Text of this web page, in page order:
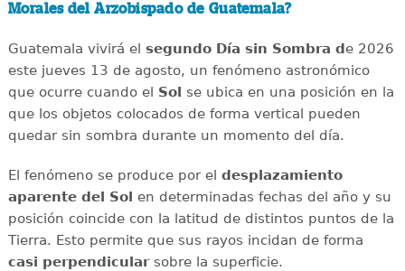
Morales del Arzobispado de Guatemala?
Guatemala vivirá el segundo Día sin Sombra de 2026
este jueves 13 de agosto, un fenómeno astronómico
que ocurre cuando el Sol se ubica en una posición en la
que los objetos colocados de forma vertical pueden
quedar sin sombra durante un momento del día.
El fenómeno se produce por el desplazamiento
aparente del Sol en determinadas fechas del año y su
posición coincide con la latitud de distintos puntos de la
Tierra. Esto permite que sus rayos incidan de forma
casi perpendicularsobre la superficie.